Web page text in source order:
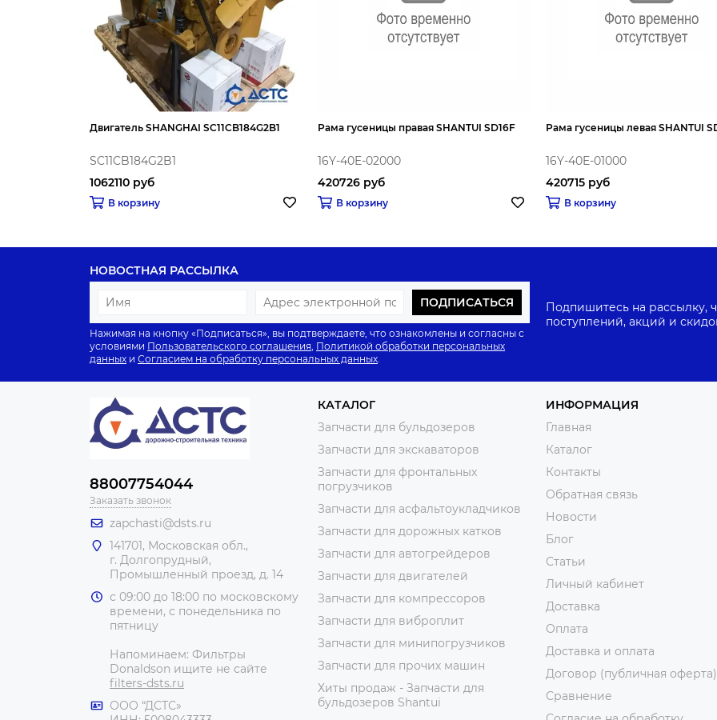
Двигатель SHANGHAI SC11CB184G2B1
SC11CB184G2B1
1062110 руб
В корзину
Рама гусеницы правая SHANTUI SD16F
16Y-40E-02000
420726 руб
В корзину
Рама гусеницы левая SHANTUI
16Y-40E-01000
420715 руб
В корзину
НОВОСТНАЯ РАССЫЛКА
ПОДПИСАТЬСЯ
Нажимая на кнопку «Подписаться», вы подтверждаете, что ознакомлены и согласны с
условиями Пользовательского соглашения Политикой обработки персональных
данных и Согласием на обработку персональных данных
Подпишитесь на рассылку,
поступлений, акций и
88007754044
Заказать звонок
zapchasti@dsts.ru
141701, Московская обл.,
г. Долгопрудный,
Промышленный проезд, д. 14
с 09:00 до 18:00 по московскому
времени, с понедельника по
пятницу
Напоминаем: Фильтры
Donaldson ищите не сайте
filters-dsts.ru
ООО “ДСТС»
КАТАЛОГ
Запчасти для бульдозеров
Запчасти для экскаваторов
Запчасти для фронтальных
погрузчиков
Запчасти для асфальтоукладчиков
Запчасти для дорожных катков
Запчасти для автогрейдеров
Запчасти для двигателей
Запчасти для компрессоров
Запчасти для виброплит
Запчасти для минипогрузчиков
Запчасти для прочих машин
Хиты продаж - Запчасти для
бульдозеров Shantui
ИНФОРМАЦИЯ
Главная
Каталог
Контакты
Обратная связь
Новости
Блог
Статьи
Личный кабинет
Доставка
Оплата
Доставка и оплата
Договор (публичная оферта)
Сравнение